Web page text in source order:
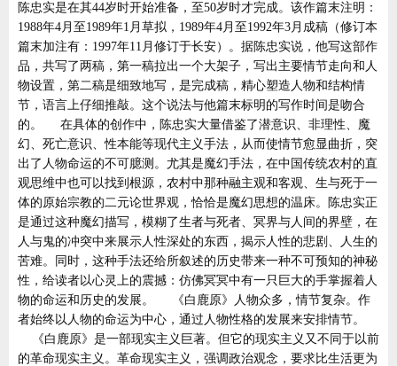
陈忠实是在其44岁时开始准备，至50岁时才完成。该作篇末注明：
1988年4月至1989年1月草拟，1989年4月至1992年3月成稿（修订本
篇末加注有：1997年11月修订于长安）。据陈忠实说，他写这部作
品，共写了两稿，第一稿拉出一个大架子，写出主要情节走向和人
物设置，第二稿是细致地写，是完成稿，精心塑造人物和结构情
节，语言上仔细推敲。这个说法与他篇末标明的写作时间是吻合
的。 在具体的创作中，陈忠实大量借鉴了潜意识、非理性、魔
幻、死亡意识、性本能等现代主义手法，从而使情节愈显曲折，突
出了人物命运的不可臆测。尤其是魔幻手法，在中国传统农村的直
观思维中也可以找到根源，农村中那种融主观和客观、生与死于一
体的原始宗教的二元论世界观，恰恰是魔幻思想的温床。陈忠实正
是通过这种魔幻描写，模糊了生者与死者、冥界与人间的界壁，在
人与鬼的冲突中来展示人性深处的东西，揭示人性的悲剧、人生的
苦难。同时，这种手法还给所叙述的历史带来一种不可预知的神秘
性，给读者以心灵上的震撼：仿佛冥冥中有一只巨大的手掌握着人
物的命运和历史的发展。 《白鹿原》人物众多，情节复杂。作
者始终以人物的命运为中心，通过人物性格的发展来安排情节。
《白鹿原》是一部现实主义巨著。但它的现实主义又不同于以前
的革命现实主义。革命现实主义，强调政治观念，要求比生活更为